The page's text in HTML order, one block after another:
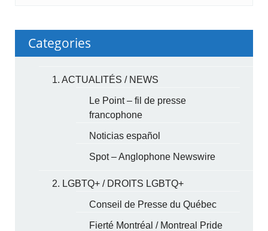
Categories
1. ACTUALITÉS / NEWS
Le Point – fil de presse
francophone
Noticias español
Spot – Anglophone Newswire
2. LGBTQ+ / DROITS LGBTQ+
Conseil de Presse du Québec
Fierté Montréal / Montreal Pride